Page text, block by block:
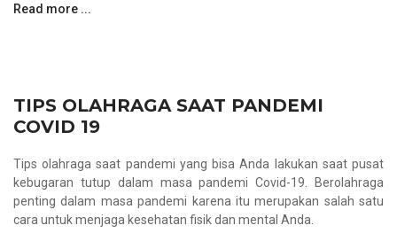
Read more ...
TIPS OLAHRAGA SAAT PANDEMI
COVID 19
Tips olahraga saat pandemi yang bisa Anda lakukan saat pusat
kebugaran tutup dalam masa pandemi Covid-19. Berolahraga
penting dalam masa pandemi karena itu merupakan salah satu
cara untuk menjaga kesehatan fisik dan mental Anda.